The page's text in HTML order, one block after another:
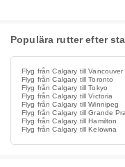
Populära rutter efter
Flyg från Calgary till Vancouver
Flyg från Calgary till Toronto
Flyg från Calgary till Tokyo
Flyg från Calgary till Victoria
Flyg från Calgary till Winnipeg
Flyg från Calgary till Grande
Flyg från Calgary till Hamilton
Flyg från Calgary till Kelowna